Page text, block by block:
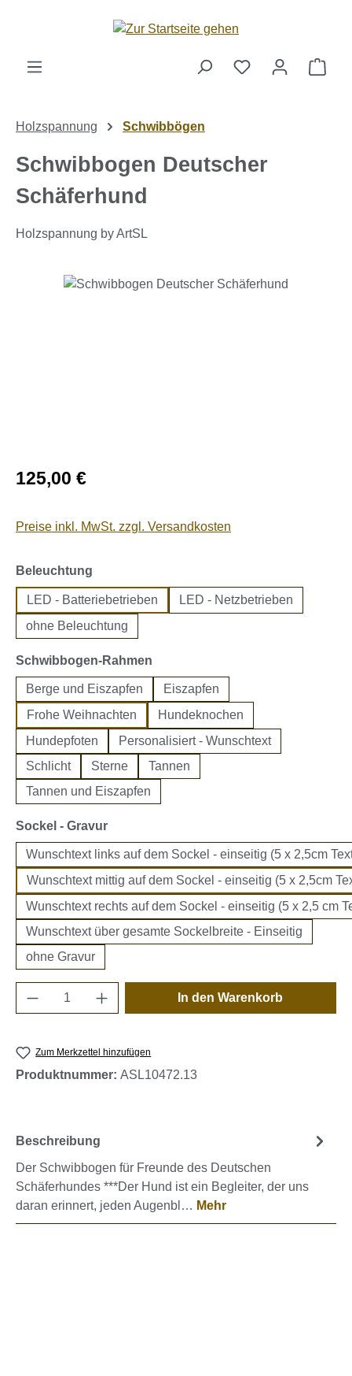
Zum Hauptinhalt springen
Holzspannung Schwibbögen
Schwibbogen Deutscher
Schäferhund
Holzspannung by ArtSL
Bildergalerie überspringen
Regulärer Preis:
125,00 €
Preise inkl. MwSt. zzgl. Versandkosten
Beleuchtung
LED - Batteriebetrieben
LED - Netzbetrieben
ohne Beleuchtung
Schwibbogen-Rahmen
Berge und Eiszapfen
Eiszapfen
Frohe Weihnachten
Hundeknochen
Hundepfoten
Personalisiert - Wunschtext
Schlicht
Sterne
Tannen
Tannen und Eiszapfen
Sockel - Gravurauswählen
Wunschtext links auf dem Sockel - einseitig (5 x 2,5cm
Wunschtext mittig auf dem Sockel - einseitig (5 x 2,5cm
Wunschtext rechts auf dem Sockel - einseitig (5 x 2,5 cm
Wunschtext über gesamte Sockelbreite - Einseitig
ohne Gravur
Produkt Anzahl: Gib den gewünschten
In den Warenkorb
Zum Merkzettel hinzufügen
Produktnummer: ASL10472.13
Beschreibung
Der Schwibbogen für Freunde des Deutschen
Schäferhundes ***Der Hund ist ein Begleiter, der uns
daran erinnert, jeden Augenbl… Mehr